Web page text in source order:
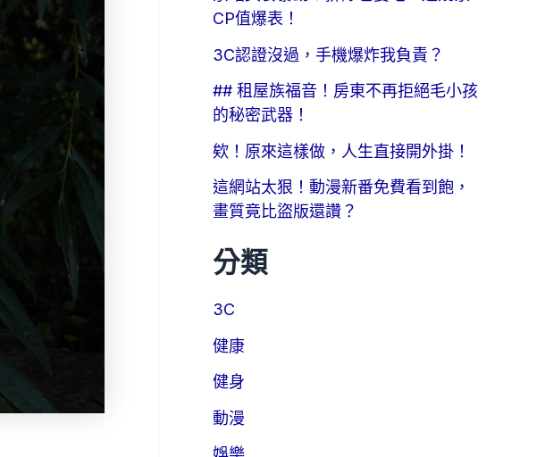
CP值爆表！
3C認證沒過，手機爆炸我負責？
## 租屋族福音！房東不再拒絕毛小孩
的秘密武器！
欸！原來這樣做，人生直接開外掛！
這網站太狠！動漫新番免費看到飽，
畫質竟比盜版還讚？
分類
3C
健康
健身
動漫